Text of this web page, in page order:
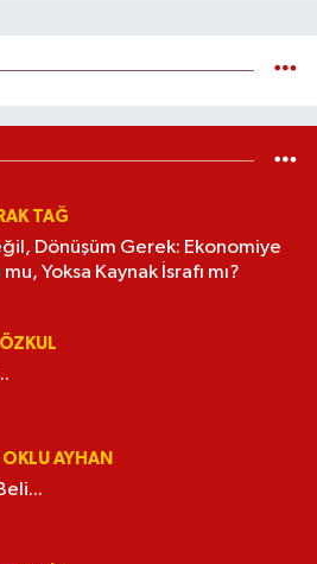
TAĞ
Dönüşüm Gerek: Ekonomiye
Yoksa Kaynak İsrafı mı?
AYHAN